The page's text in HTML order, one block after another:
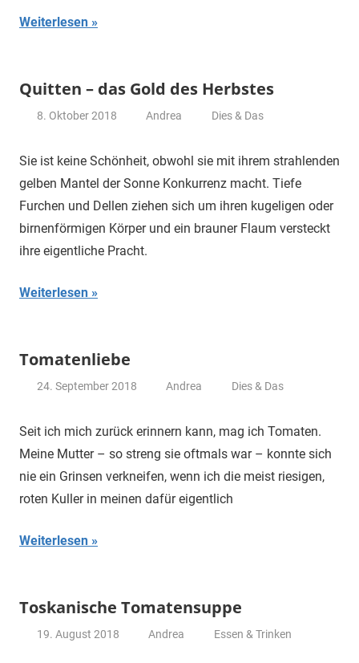
Weiterlesen
Quitten – das Gold des Herbstes
8. Oktober 2018 Andrea Dies & Das
Sie ist keine Schönheit, obwohl sie mit ihrem strahlenden
gelben Mantel der Sonne Konkurrenz macht. Tiefe
Furchen und Dellen ziehen sich um ihren kugeligen oder
birnenförmigen Körper und ein brauner Flaum versteckt
ihre eigentliche Pracht.
Weiterlesen
Tomatenliebe
24. September 2018 Andrea Dies & Das
Seit ich mich zurück erinnern kann, mag ich Tomaten.
Meine Mutter – so streng sie oftmals war – konnte sich
nie ein Grinsen verkneifen, wenn ich die meist riesigen,
roten Kuller in meinen dafür eigentlich
Weiterlesen
Toskanische Tomatensuppe
19. August 2018 Andrea Essen & Trinken